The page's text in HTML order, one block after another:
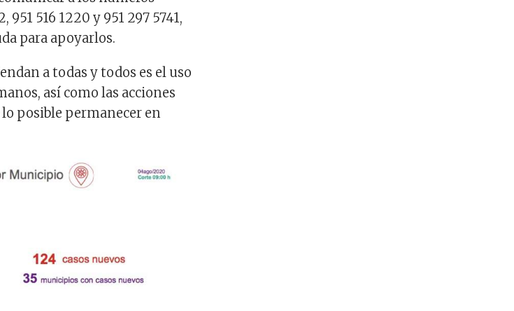
951 516 1220 y 951 297 5741,
para apoyarlos.
a todas y todos es el uso
así como las acciones
posible permanecer en